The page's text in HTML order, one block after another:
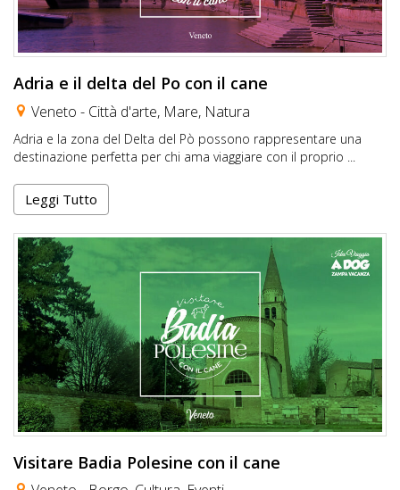
Adria e il delta del Po con il cane
Veneto - Città d'arte, Mare, Natura
Adria e la zona del Delta del Pò possono rappresentare una
destinazione perfetta per chi ama viaggiare con il proprio ...
Leggi Tutto
Visitare Badia Polesine con il cane